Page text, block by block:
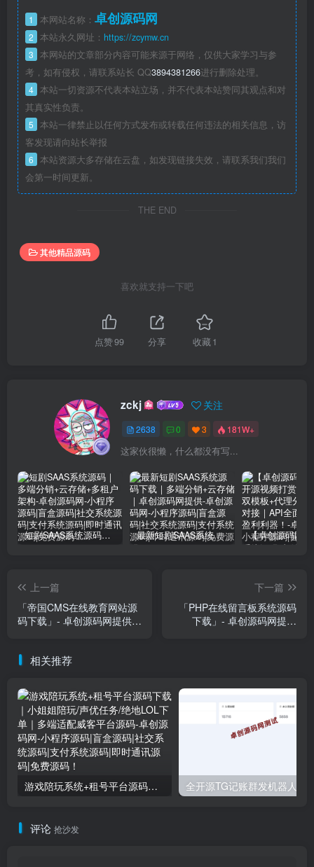
1 本网站名称： 卓创源码网
2 本站永久网址： https://zcymw.cn
3 本网站的文章部分内容可能来源于网络，仅供大家学习与参
考，如有侵权，请联系站长 QQ3894381266进行删除处理。
4 本站一切资源不代表本站立场，并不代表本站赞同其观点和对
其真实性负责。
5 本站一律禁止以任何方式发布或转载任何违法的相关信息，访
客发现请向站长举报
6 本站资源大多存储在云盘，如发现链接失效，请联系我们我们
会第一时间更新。
THE END
其他精品源码
喜欢就支持一下吧
点赞99 分享 收藏1
zckj 关注
2638 0 3 181W+
这家伙很懒，什么都没有写...
短剧SAAS系统源码｜多端分销+云存储+多租户架构 最新短剧SAAS系统源码下载｜多端分销+云存储｜卓创源码网提供
上一篇
「帝国CMS在线教育网站源
码下载」- 卓创源码网提供自
下一篇
「PHP在线留言板系统源码
下载」- 卓创源码网提供
相关推荐
游戏陪玩系统+租号平台源码下载｜小姐姐陪玩/声优任务/绝地LOL下单｜多端适配威客平台源码
评论 抢沙发